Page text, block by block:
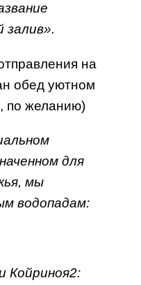
на
обед уютном
по желанию)
для
мы
водопадам:
Койриноя2: